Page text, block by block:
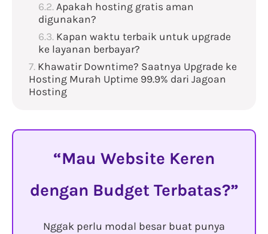
Apakah hosting gratis aman
digunakan?
Kapan waktu terbaik untuk upgrade
ke layanan berbayar?
Khawatir Downtime? Saatnya Upgrade ke
Hosting Murah Uptime 99.9% dari Jagoan
Hosting
Mau Website Keren
dengan Budget Terbatas?
Nggak perlu modal besar buat punya